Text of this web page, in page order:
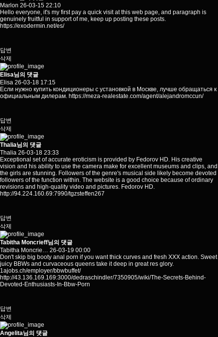
Marlon 26-03-15 22:10
Hello everyone, it's my first pay a quick visit at this web page, and paragraph is
genuinely fruitful in support of me, keep up posting these posts.
https://exodermin.net/es/
답변
삭제
Elisa님의 댓글
Elisa 26-03-18 17:15
Если нужно купить кондиционеры с установкой в Москве, лучше обращаться к
официальным дилерам. https://meza-realestate.com/agent/alejandromccun/
답변
삭제
Thalia님의 댓글
Thalia 26-03-18 23:33
Exceptional set of accurate eroticism is provided by Fedorov HD. His creative
vision and his ability to use the camera make for excellent museums and clips, and
the girls are stunning. Followers of the genre's musical side likely become devoted
followers of the function within. The website is a good choice because of ordinary
revisions and high-quality video and pictures. Fedorov HD.
http://94.224.160.69:7990/tgzsteffen267
답변
삭제
Tabitha Moncrieff님의 댓글
Tabitha Moncrie… 26-03-19 00:00
Don't skip big booty anal porn if you want thick curves and fresh XXX action. Sweet
juicy BBWs and curvaceous queens take it deep in great res glory.
1ajobs.ch/employer/bbwbuffet/
http://43.136.169.169:3000/dedraschindler/7350905/wiki/The-Secrets-Behind-
Devoted-Enthusiasts-In-Bbw-Porn
답변
삭제
Angelita님의 댓글